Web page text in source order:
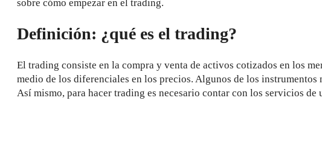
sobre cómo empezar en el trading.
Definición: ¿qué es el trading?
El trading consiste en la compra y venta de activos cotizados en los
medio de los diferenciales en los precios. Algunos de los
Así mismo, para hacer trading es necesario contar con los servicios